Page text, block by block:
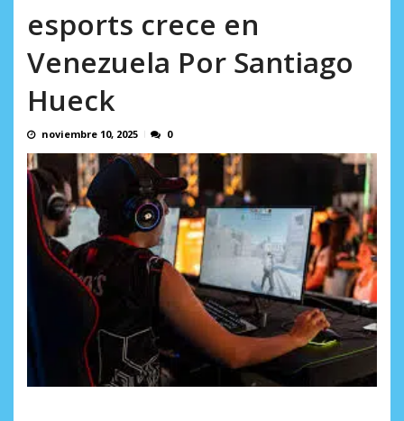
esports crece en
Venezuela Por Santiago
Hueck
noviembre 10, 2025 0